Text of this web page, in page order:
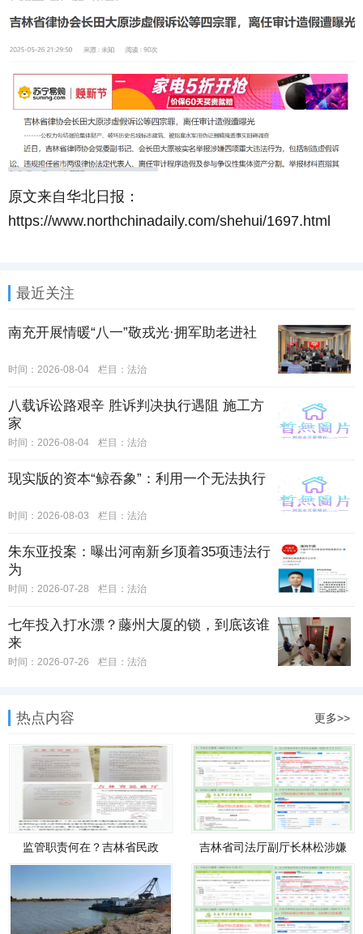
原文来自华北日报：
https://www.northchinadaily.com/shehui/1697.html
最近关注
南充开展情暖“八一”敬戎光·拥军助老进社
时间：2026-08-04 栏目： 法治
八载诉讼路艰辛 胜诉判决执行遇阻 施工方
家
时间：2026-08-04 栏目： 法治
现实版的资本“鲸吞象”：利用一个无法执行
时间：2026-08-03 栏目： 法治
朱东亚投案：曝出河南新乡顶着35项违法行
为
时间：2026-07-28 栏目： 法治
七年投入打水漂？藤州大厦的锁，到底该谁
来
时间：2026-07-26 栏目： 法治
热点内容 更多>>
监管职责何在？吉林省民政
吉林省司法厅副厅长林松涉嫌